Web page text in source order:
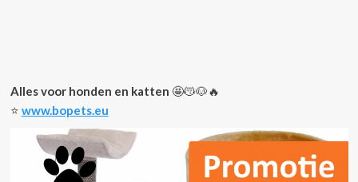
Alles voor honden en katten 🤩😽🐶🔥
⭐️ www.bopets.eu